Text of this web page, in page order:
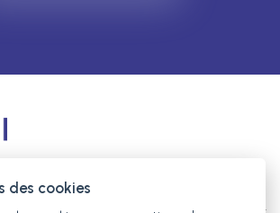
des cookies